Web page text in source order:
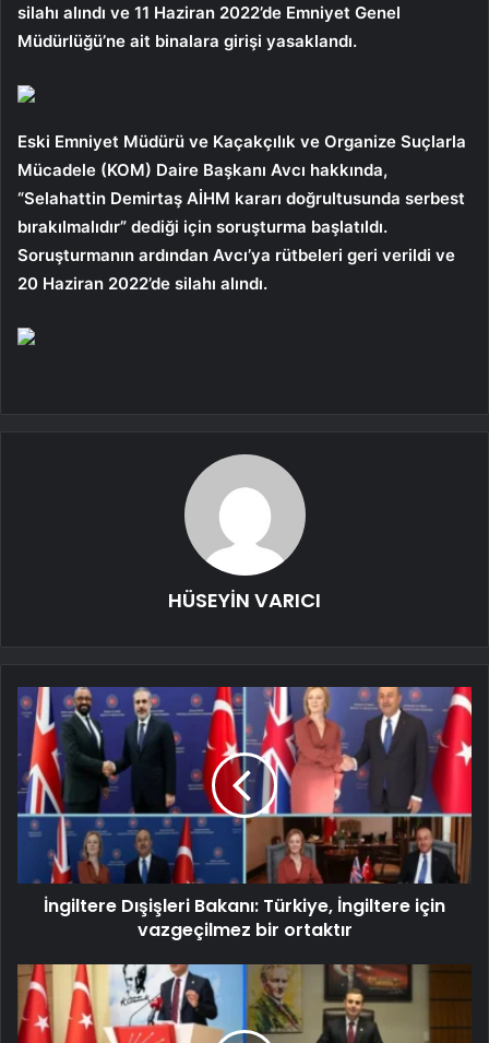
silahı alındı ​​ve 11 Haziran 2022’de Emniyet Genel
Müdürlüğü’ne ait binalara girişi yasaklandı.
Eski Emniyet Müdürü ve Kaçakçılık ve Organize Suçlarla
Mücadele (KOM) Daire Başkanı Avcı hakkında,
“Selahattin Demirtaş AİHM kararı doğrultusunda serbest
bırakılmalıdır” dediği için soruşturma başlatıldı.
Soruşturmanın ardından Avcı’ya rütbeleri geri verildi ve
20 Haziran 2022’de silahı alındı.
HÜSEYİN VARICI
İngiltere Dışişleri Bakanı: Türkiye, İngiltere için
vazgeçilmez bir ortaktır